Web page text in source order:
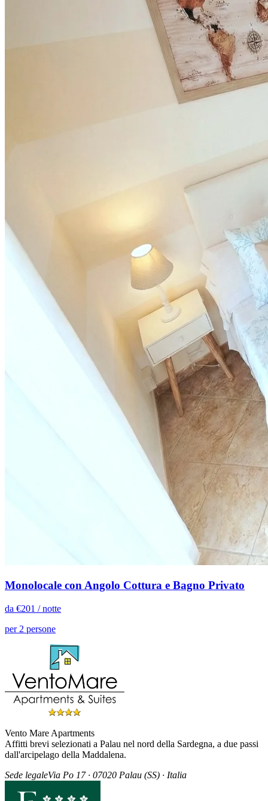
Monolocale con Angolo Cottura e Bagno Privato
da €201 / notte
per 2 persone
Vento Mare Apartments
Affitti brevi selezionati a Palau nel nord della Sardegna, a due passi
dall'arcipelago della Maddalena.
Sede legaleVia Po 17 · 07020 Palau (SS) · Italia